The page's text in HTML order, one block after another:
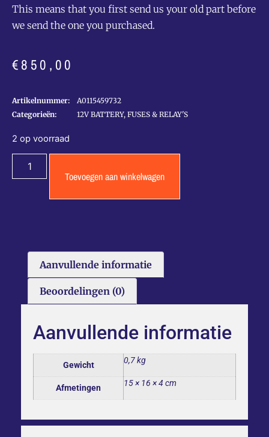
This means that you first send us your old part before
we send the one you purchased.
€850,00
Artikelnummer:
A0115459732
Categorieën:
12V BATTERY, FUSES & RELAY'S
2 op voorraad
Toevoegen aan winkelwagen
Aanvullende informatie
Beoordelingen (0)
Aanvullende informatie
Gewicht 0,7 kg
Afmetingen 15 × 16 × 4 cm